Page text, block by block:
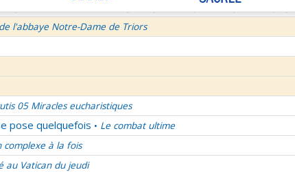
afirmative et la théologie négative d'après Denys L'Aéropagite
l'abbaye Notre-Dame de Triors
05 Miracles eucharistiques
pose quelquefois • Le combat ultime
complexe à la fois
au Vatican du jeudi